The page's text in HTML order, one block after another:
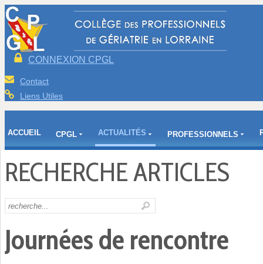
CONNEXION CPGL
Contact
Liens Utiles
ACCUEIL CPGL ACTUALITÉS PROFESSIONNELS
RECHERCHE ARTICLES
Journées de rencontre